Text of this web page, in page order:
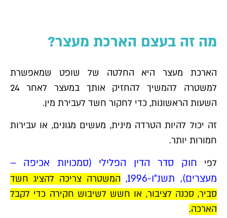
מה זה בעצם הארכת מעצר?
הארכת מעצר היא החלטה של שופט שמאפשרת
למשטרה להמשיך להחזיק אותך במעצר לאחר 24
השעות הראשונות, כדי לחקור חשד לעבירת מין.
זה יכול להיות הטרדה מינית, מעשים מגונים, או עבירות
חמורות יותר.
לפי
חוק סדר הדין הפלילי (סמכויות אכיפה –
מעצרים), תשנ"ו-1996
, המשטרה צריכה להציג חשד
סביר, סכנה לציבור, או חשש לשיבוש חקירה כדי לקבל
הארכה.